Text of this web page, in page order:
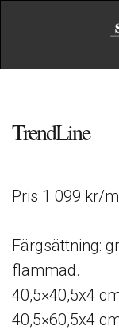
TrendLine
Pris 1 099 kr/
Färgsättning:
flammad.
40,5×40,5x4
40,5×60,5x4